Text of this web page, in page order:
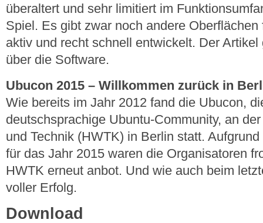
überaltert und sehr limitiert im
Spiel. Es gibt zwar noch andere
aktiv und recht schnell entwickelt. Der
über die Software.
Ubucon 2015 – Willkommen zurück in
Wie bereits im Jahr 2012 fand die Ubucon,
deutschsprachige Ubuntu-Community, an
und Technik (HWTK) in Berlin statt.
für das Jahr 2015 waren die Organisatoren
HWTK erneut anbot. Und wie auch beim
voller Erfolg.
Download